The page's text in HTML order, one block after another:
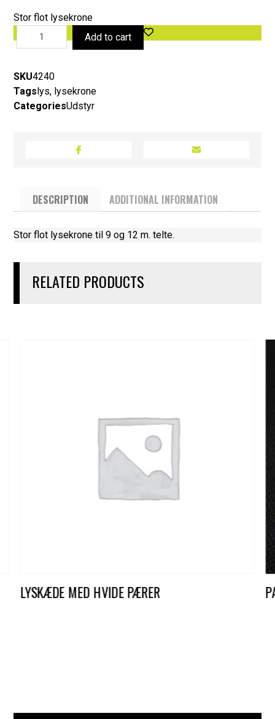
Stor flot lysekrone
Add to cart
SKU4240
Tagslys, lysekrone
CategoriesUdstyr
DESCRIPTION ADDITIONAL INFORMATION
Stor flot lysekrone til 9 og 12 m. telte.
RELATED PRODUCTS
LYSKÆDE MED HVIDE PÆRER